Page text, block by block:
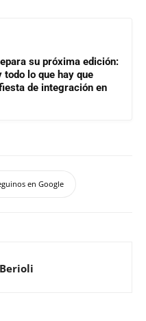
su próxima edición:
lo que hay que
de integración en
en Google